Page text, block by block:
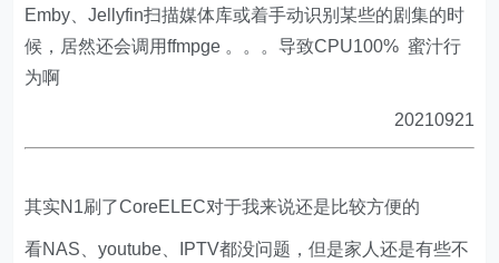
Emby、Jellyfin扫描媒体库或着手动识别某些的剧集的时
候，居然还会调用ffmpge 。。。导致CPU100% 蜜汁行
为啊
20210921
其实N1刷了CoreELEC对于我来说还是比较方便的
看NAS、youtube、IPTV都没问题，但是家人还是有些不